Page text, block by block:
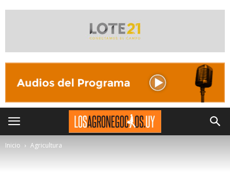
Inicio Agricultura